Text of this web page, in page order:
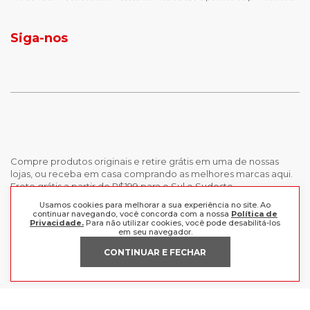
Usamos cookies para melhorar a sua experiência no site. Ao
continuar navegando, você concorda com a nossa Política de
Privacidade. Para não utilizar cookies, você pode desabilitá-los
em seu navegador.
CONTINUAR E FECHAR
calças femininas
Siga-nos
Compre produtos originais e retire grátis em uma de nossas
lojas, ou receba em casa comprando as melhores marcas aqui.
Frete grátis a partir de R$199 para o Sul e Sudeste.
INSTITUCIONAL
Trabalhe Conosco
Política de Privacidade